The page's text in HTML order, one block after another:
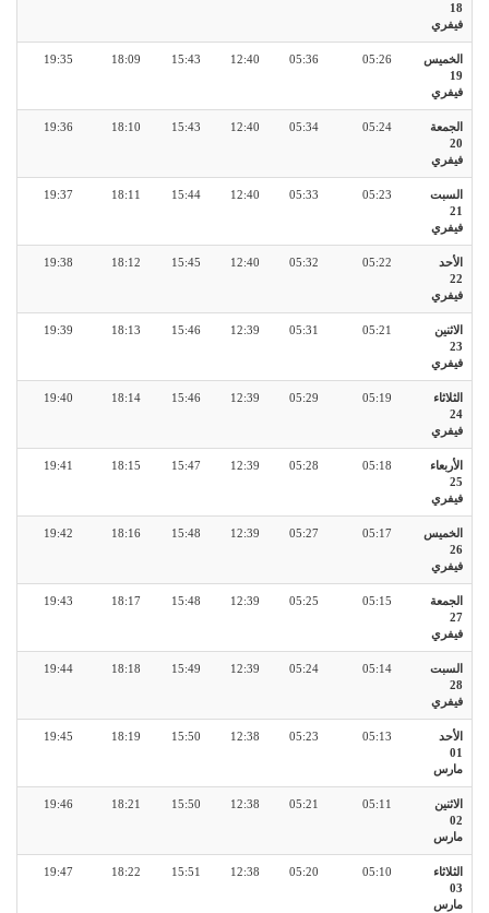
18
فيفري
الخميس
19
فيفري
05:26
05:36
12:40
15:43
18:09
19:35
الجمعة
20
فيفري
05:24
05:34
12:40
15:43
18:10
19:36
السبت
21
فيفري
05:23
05:33
12:40
15:44
18:11
19:37
الأحد
22
فيفري
05:22
05:32
12:40
15:45
18:12
19:38
الاثنين
23
فيفري
05:21
05:31
12:39
15:46
18:13
19:39
الثلاثاء
24
فيفري
05:19
05:29
12:39
15:46
18:14
19:40
الأربعاء
25
فيفري
05:18
05:28
12:39
15:47
18:15
19:41
الخميس
26
فيفري
05:17
05:27
12:39
15:48
18:16
19:42
الجمعة
27
فيفري
05:15
05:25
12:39
15:48
18:17
19:43
السبت
28
فيفري
05:14
05:24
12:39
15:49
18:18
19:44
الأحد
01
مارس
05:13
05:23
12:38
15:50
18:19
19:45
الاثنين
02
مارس
05:11
05:21
12:38
15:50
18:21
19:46
الثلاثاء
03
مارس
05:10
05:20
12:38
15:51
18:22
19:47